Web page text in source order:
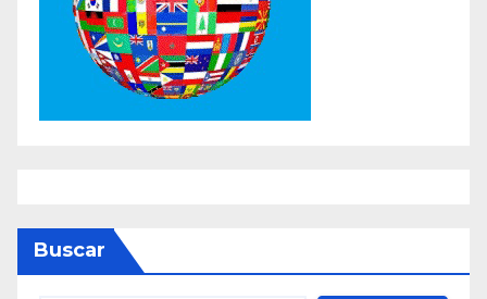
Buscar